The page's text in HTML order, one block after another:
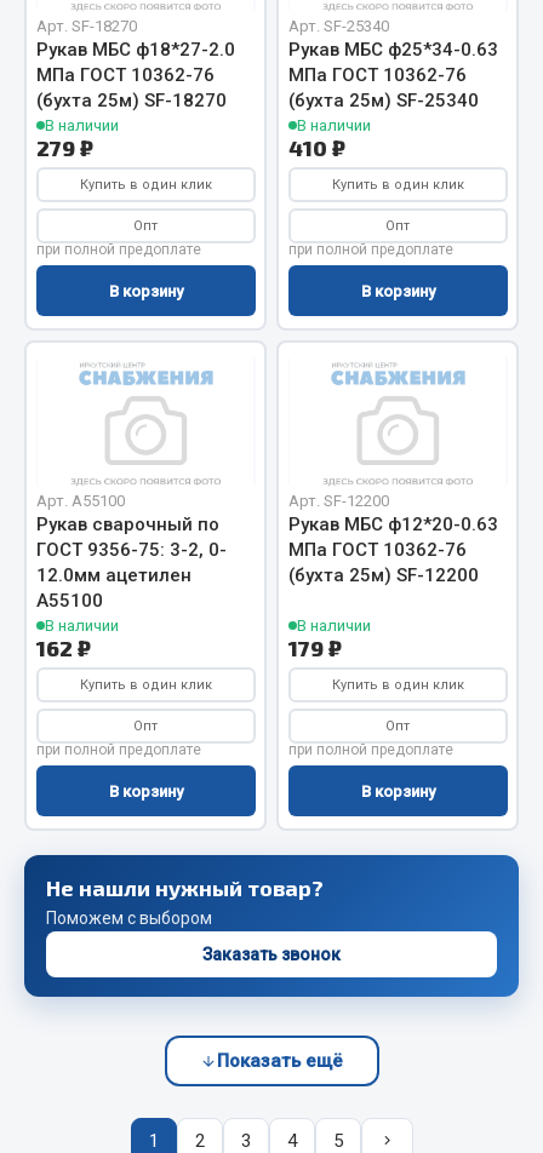
Запчасти HOWO
Тормозная система
Двигатель
Подвеска
Система питания
Система выпуска газа
Система охлаждения
Сцепление
Показать ещё
Весь раздел
Запчасти SHAANXI (SHACMAN)
Система питания
Тормозная система
Колеса и шины
Система охлаждения
Подвеска
Кабина
Оперение кабины
Показать ещё
Весь раздел
Запчасти FAW
Подвеска
Двигатель
Электрооборудование
Арт. SF-18270
Рукав МБС ф18*27-2.0
МПа ГОСТ 10362-76
(бухта 25м) SF-18270
В наличии
279 ₽
Купить в один клик
Опт
при полной предоплате
В корзину
Арт. SF-25340
Рукав МБС ф25*34-0.63
МПа ГОСТ 10362-76
(бухта 25м) SF-25340
В наличии
410 ₽
Купить в один клик
Опт
при полной предоплате
В корзину
Арт. А55100
Рукав сварочный по
ГОСТ 9356-75: 3-2, 0-
12.0мм ацетилен
А55100
В наличии
162 ₽
Купить в один клик
Опт
при полной предоплате
В корзину
Арт. SF-12200
Рукав МБС ф12*20-0.63
МПа ГОСТ 10362-76
(бухта 25м) SF-12200
В наличии
179 ₽
Купить в один клик
Опт
при полной предоплате
В корзину
Не нашли нужный товар?
Поможем с выбором
Заказать звонок
Показать ещё
1 2 3 4 5